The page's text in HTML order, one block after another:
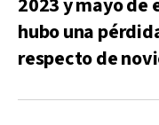
2023 y mayo de
hubo una
respecto de